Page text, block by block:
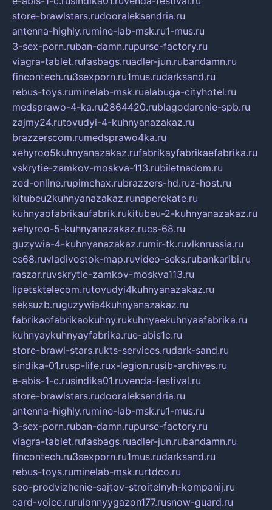
store-brawlstars.rudooraleksandria.ru
antenna-highly.rumine-lab-msk.ru1-mus.ru
3-sex-porn.ruban-damn.rupurse-factory.ru
viagra-tablet.rufasbags.ruadler-jun.rubandamn.ru
fincontech.ru3sexporn.ru1mus.rudarksand.ru
rebus-toys.ruminelab-msk.rualabuga-cityhotel.ru
medsprawo-4-ka.ru2864420.rublagodarenie-spb.ru
zajmy24.rutovudyi-4-kuhnyanazakaz.ru
brazzerscom.rumedsprawo4ka.ru
xehyroo5kuhnyanazakaz.rufabrikayfabrikaefabrika.ru
vskrytie-zamkov-moskva-113.rubiletnadom.ru
zed-online.rupimchax.rubrazzers-hd.ruz-host.ru
kitubeu2kuhnyanazakaz.runaperekate.ru
kuhnyaofabrikaufabrik.rukitubeu-2-kuhnyanazakaz.ru
xehyroo-5-kuhnyanazakaz.rucs-68.ru
guzywia-4-kuhnyanazakaz.rumir-tk.ruvlknrussia.ru
cs68.ruvladivostok-map.ruvideo-seks.rubankaribi.ru
raszar.ruvskrytie-zamkov-moskva113.ru
lipetsktelecom.rutovudyi4kuhnyanazakaz.ru
seksuzb.ruguzywia4kuhnyanazakaz.ru
fabrikaofabrikaokuhny.rukuhnyaekuhnyaafabrika.ru
kuhnyaykuhnyayfabrika.rue-abis1c.ru
store-brawl-stars.rukts-services.rudark-sand.ru
sindika-01.rusp-life.rux-legion.rusib-archives.ru
e-abis-1-c.rusindika01.ruvenda-festival.ru
store-brawlstars.rudooraleksandria.ru
antenna-highly.rumine-lab-msk.ru1-mus.ru
3-sex-porn.ruban-damn.rupurse-factory.ru
viagra-tablet.rufasbags.ruadler-jun.rubandamn.ru
fincontech.ru3sexporn.ru1mus.rudarksand.ru
rebus-toys.ruminelab-msk.rurtdco.ru
seo-prodvizhenie-sajtov-stroitelnyh-kompanij.ru
card-voice.rurulonnyygazon177.rusnow-guard.ru